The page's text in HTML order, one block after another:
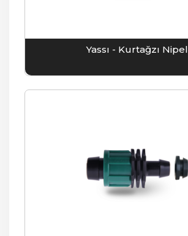
Yassı - Kurtağzı Nipel